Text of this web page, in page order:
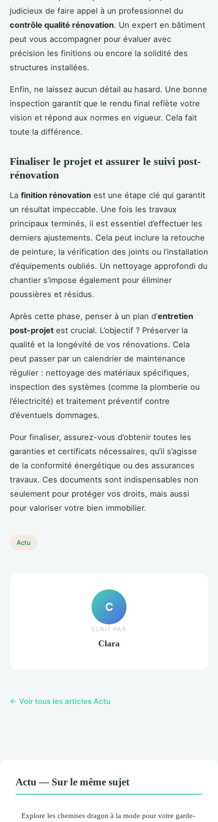
judicieux de faire appel à un professionnel du
contrôle qualité rénovation. Un expert en bâtiment
peut vous accompagner pour évaluer avec
précision les finitions ou encore la solidité des
structures installées.
Enfin, ne laissez aucun détail au hasard. Une bonne
inspection garantit que le rendu final reflète votre
vision et répond aux normes en vigueur. Cela fait
toute la différence.
Finaliser le projet et assurer le suivi post-
rénovation
La finition rénovation est une étape clé qui garantit
un résultat impeccable. Une fois les travaux
principaux terminés, il est essentiel d’effectuer les
derniers ajustements. Cela peut inclure la retouche
de peinture, la vérification des joints ou l’installation
d’équipements oubliés. Un nettoyage approfondi du
chantier s’impose également pour éliminer
poussières et résidus.
Après cette phase, penser à un plan d’entretien
post-projet est crucial. L’objectif ? Préserver la
qualité et la longévité de vos rénovations. Cela
peut passer par un calendrier de maintenance
régulier : nettoyage des matériaux spécifiques,
inspection des systèmes (comme la plomberie ou
l’électricité) et traitement préventif contre
d’éventuels dommages.
Pour finaliser, assurez-vous d’obtenir toutes les
garanties et certificats nécessaires, qu’il s’agisse
de la conformité énergétique ou des assurances
travaux. Ces documents sont indispensables non
seulement pour protéger vos droits, mais aussi
pour valoriser votre bien immobilier.
Actu
C
ECRIT PAR
Clara
← Voir tous les articles Actu
Actu — Sur le même sujet
Explore les chemises dragon à la mode pour votre garde-